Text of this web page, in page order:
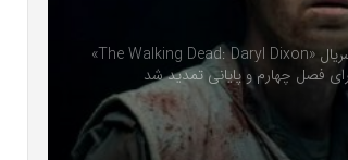
سریال «The Walking Dead: Daryl Dixon»
فصل چهارم و پایانی تمدید شد